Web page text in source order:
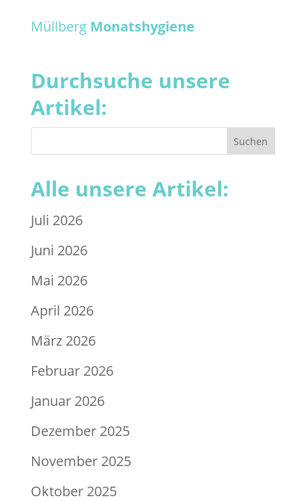
Müllberg Monatshygiene
Durchsuche unsere
Artikel:
Alle unsere Artikel:
Juli 2026
Juni 2026
Mai 2026
April 2026
März 2026
Februar 2026
Januar 2026
Dezember 2025
November 2025
Oktober 2025